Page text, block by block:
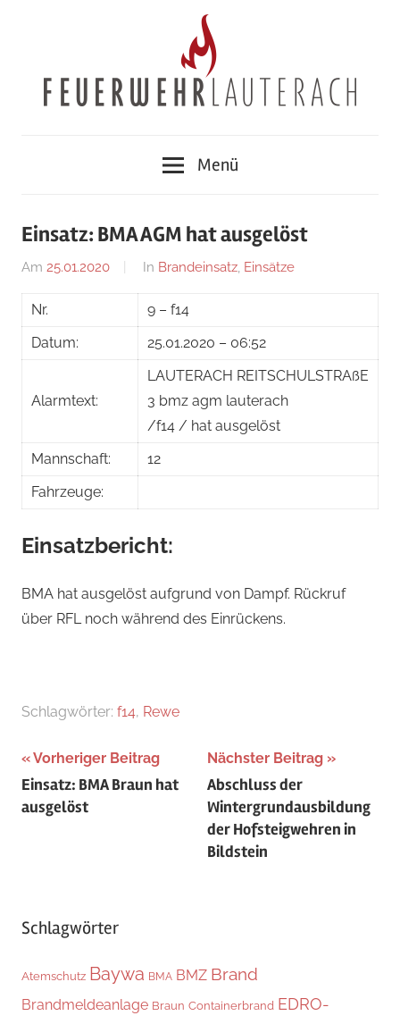
Lauterach
Menü
Einsatz: BMA AGM hat ausgelöst
Am 25.01.2020
Von
In Brandeinsatz, Einsätze
Nr.
9 – f14
Datum:
25.01.2020 – 06:52
Alarmtext:
LAUTERACH REITSCHULSTRAßE
3 bmz agm lauterach
/f14 / hat ausgelöst
Mannschaft:
12
Fahrzeuge:
Einsatzbericht:
BMA hat ausgelöst aufgrund von Dampf. Rückruf
über RFL noch während des Einrückens.
Schlagwörter: f14, Rewe
Beitragsnavigation
Vorheriger Beitrag
Einsatz: BMA Braun hat
ausgelöst
Nächster Beitrag
Abschluss der
Wintergrundausbildung
der Hofsteigwehren in
Bildstein
Schlagwörter
Atemschutz Baywa BMA BMZ Brand
Brandmeldeanlage Braun Containerbrand EDRO-